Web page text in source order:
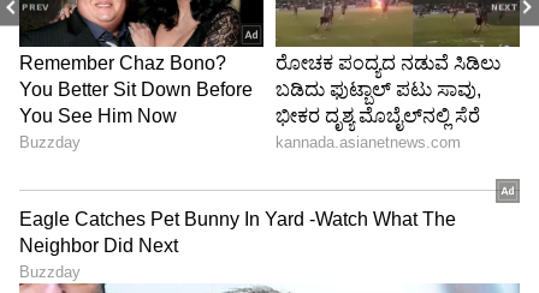
PREV NEXT